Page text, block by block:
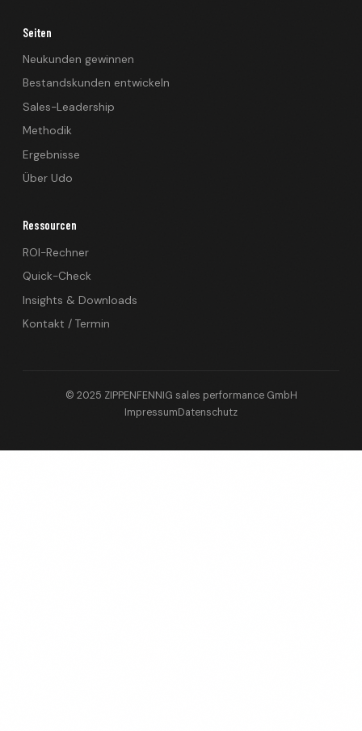
Seiten
Neukunden gewinnen
Bestandskunden entwickeln
Sales-Leadership
Methodik
Ergebnisse
Über Udo
Ressourcen
ROI-Rechner
Quick-Check
Insights & Downloads
Kontakt / Termin
© 2025 ZIPPENFENNIG sales performance GmbH
ImpressumDatenschutz